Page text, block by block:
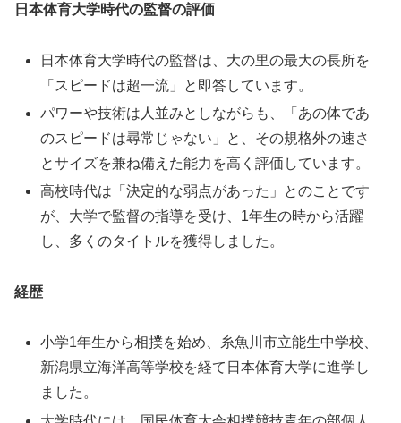
日本体育大学時代の監督の評価
日本体育大学時代の監督は、大の里の最大の長所を
「スピードは超一流」と即答しています。
パワーや技術は人並みとしながらも、「あの体であ
のスピードは尋常じゃない」と、その規格外の速さ
とサイズを兼ね備えた能力を高く評価しています。
高校時代は「決定的な弱点があった」とのことです
が、大学で監督の指導を受け、1年生の時から活躍
し、多くのタイトルを獲得しました。
経歴
小学1年生から相撲を始め、糸魚川市立能生中学校、
新潟県立海洋高等学校を経て日本体育大学に進学し
ました。